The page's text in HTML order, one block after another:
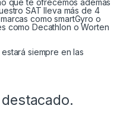
que te ofrecemos además
SAT lleva más de 4
como smartGyro o
como Decathlon o Worten
siempre en las